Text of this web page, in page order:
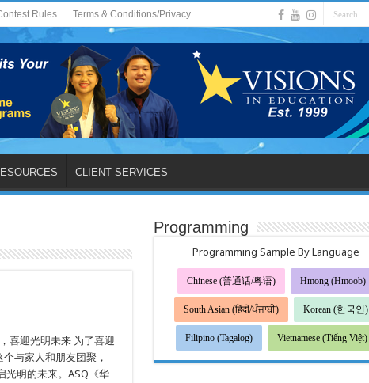
Rules Terms & Conditions/Privacy
CLIENT SERVICES
喜迎光明未来 为了喜迎
与家人和朋友团聚，
光明的未来。ASQ《华
Programming
Programming Sample By Language
Chinese (普通话/粤语) Hmong (Hmoob)
South Asian (हिंदी/ਪੰਜਾਬੀ) Korean (한국인)
Filipino (Tagalog) Vietnamese (Tiếng Việt)